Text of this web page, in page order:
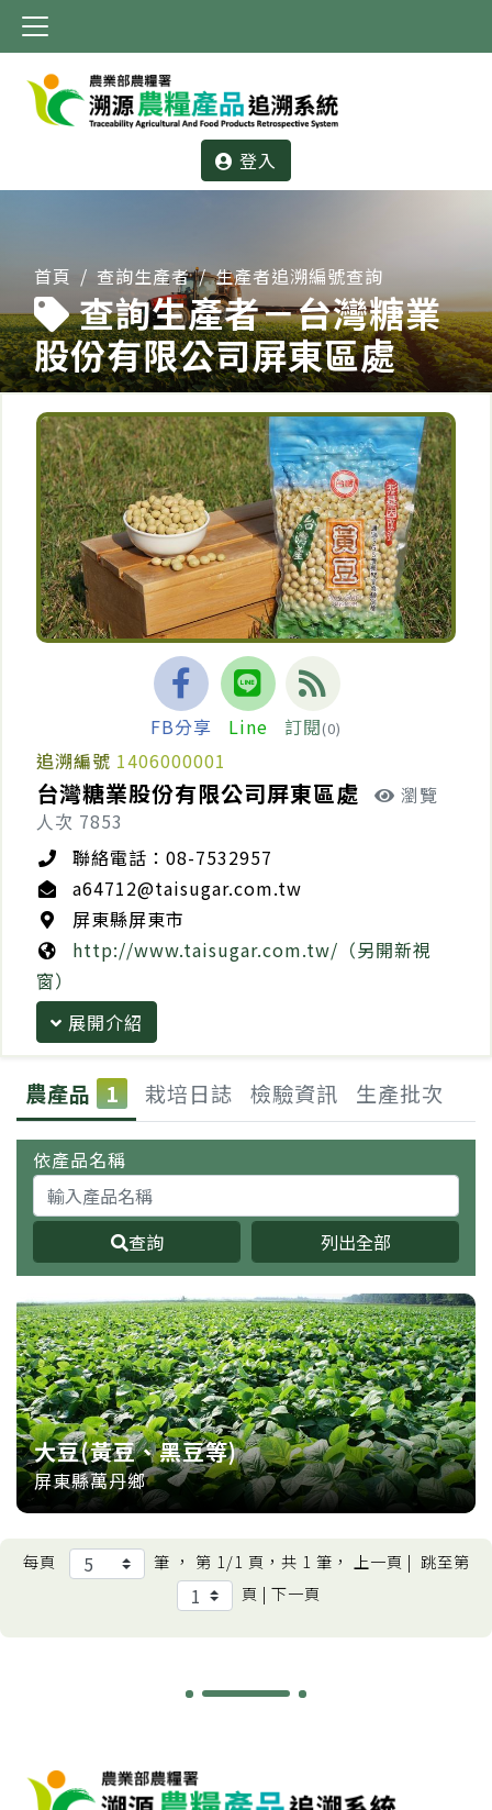
登入
首頁 查詢生產者 生產者追溯編號查詢
查詢生產者－台灣糖業
股份有限公司屏東區處
FB分享 Line 訂閱(0)
追溯編號 1406000001
台灣糖業股份有限公司屏東區處
瀏覽
人次 7853
聯絡電話：08-7532957
a64712@taisugar.com.tw
屏東縣屏東市
http://www.taisugar.com.tw/（另開新視
窗）
展開介紹
農產品 1 栽培日誌 檢驗資訊 生產批次
依產品名稱
查詢 列出全部
大豆(黃豆、黑豆等)
屏東縣萬丹鄉
每頁 筆 ， 第 1/1 頁，共 1 筆， 上一頁 | 跳至第
頁 | 下一頁